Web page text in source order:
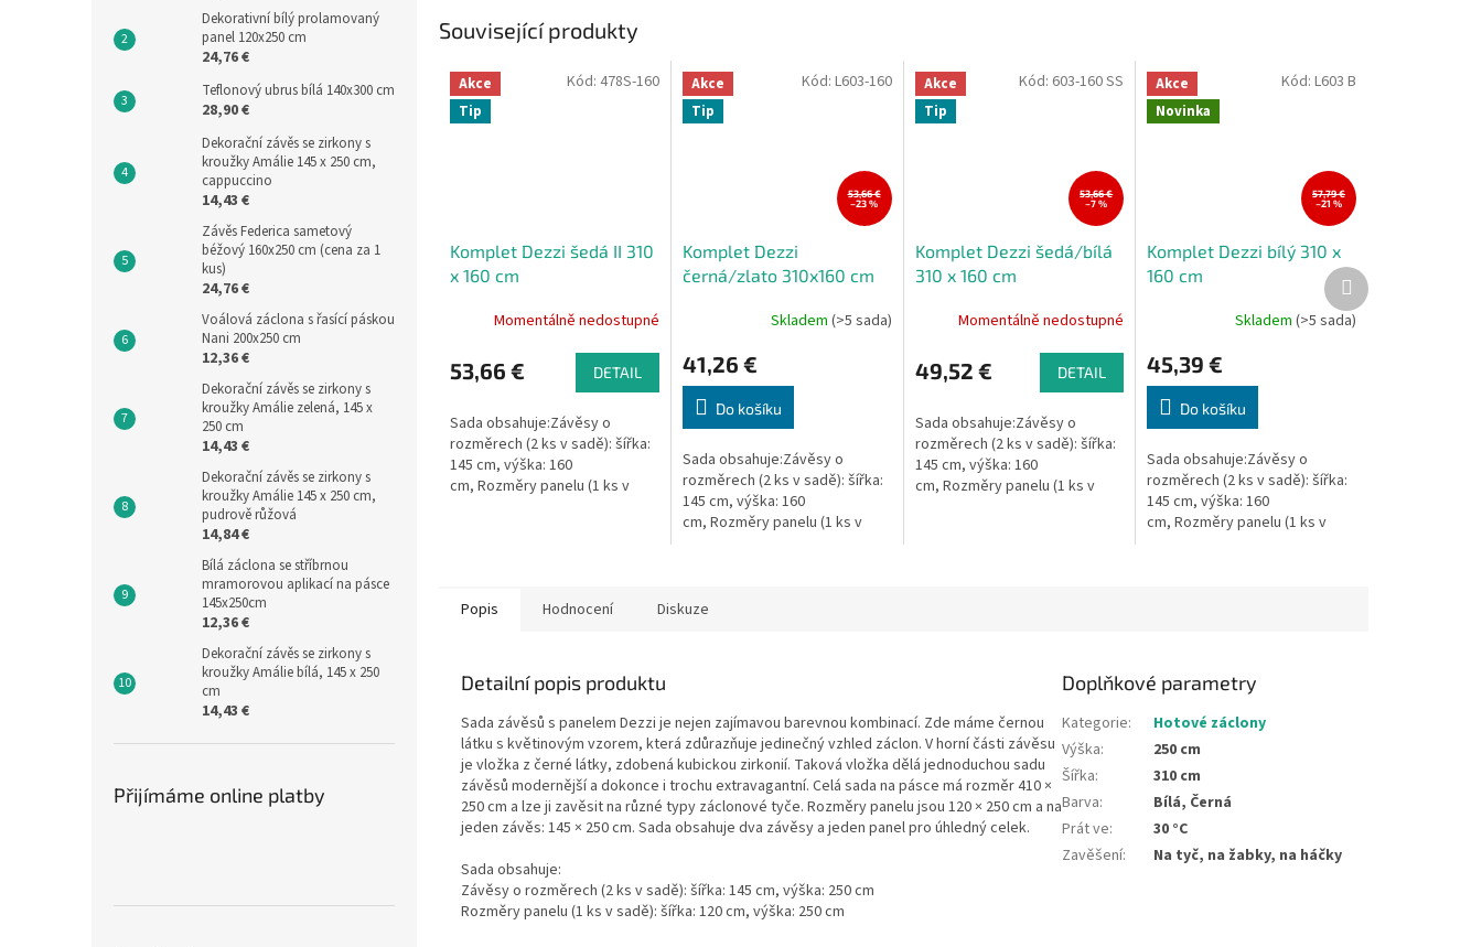
Dekorativní bílý prolamovaný
panel 120x250 cm
24,76 €
Teflonový ubrus bílá 140x300 cm
28,90 €
Dekorační závěs se zirkony s
kroužky Amálie 145 x 250 cm,
cappuccino
14,43 €
Závěs Federica sametový
béžový 160x250 cm (cena za 1
kus)
24,76 €
Voálová záclona s řasící páskou
Nani 200x250 cm
12,36 €
Dekorační závěs se zirkony s
kroužky Amálie zelená, 145 x
250 cm
14,43 €
Dekorační závěs se zirkony s
kroužky Amálie 145 x 250 cm,
pudrově růžová
14,84 €
Bílá záclona se stříbrnou
mramorovou aplikací na pásce
145x250cm
12,36 €
Dekorační závěs se zirkony s
kroužky Amálie bílá, 145 x 250
cm
14,43 €
Přijímáme online platby
Související produkty
Akce
Tip
Komplet Dezzi šedá II 310
x 160 cm
Momentálně nedostupné
53,66 € DETAIL
Sada obsahuje:Závěsy o
rozměrech (2 ks v sadě): šířka:
145 cm, výška: 160
cm, Rozměry panelu (1 ks v
Kód: 478S-160
Akce
Tip
53,66 €
–23 %
Komplet Dezzi
černá/zlato 310x160 cm
Skladem (>5 sada)
41,26 €
Do košíku
Sada obsahuje:Závěsy o
rozměrech (2 ks v sadě): šířka:
145 cm, výška: 160
cm, Rozměry panelu (1 ks v
Kód: L603-160
Akce
Tip
53,66 €
–7 %
Komplet Dezzi šedá/bílá
310 x 160 cm
Momentálně nedostupné
49,52 € DETAIL
Sada obsahuje:Závěsy o
rozměrech (2 ks v sadě): šířka:
145 cm, výška: 160
cm, Rozměry panelu (1 ks v
Kód: 603-160 SS
Akce
Novinka
57,79 €
–21 %
Komplet Dezzi bílý 310 x
160 cm
Skladem (>5 sada)
45,39 €
Do košíku
Sada obsahuje:Závěsy o
rozměrech (2 ks v sadě): šířka:
145 cm, výška: 160
cm, Rozměry panelu (1 ks v
Kód: L603 B
Další
produkt
Popis Hodnocení Diskuze
Detailní popis produktu
Sada závěsů s panelem Dezzi je nejen zajímavou barevnou kombinací. Zde máme černou
látku s květinovým vzorem, která zdůrazňuje jedinečný vzhled záclon. V horní části závěsu
je vložka z černé látky, zdobená kubickou zirkonií. Taková vložka dělá jednoduchou sadu
závěsů modernější a dokonce i trochu extravagantní. Celá sada na pásce má rozměr 410 ×
250 cm a lze ji zavěsit na různé typy záclonové tyče. Rozměry panelu jsou 120 × 250 cm a na
jeden závěs: 145 × 250 cm. Sada obsahuje dva závěsy a jeden panel pro úhledný celek.
Sada obsahuje:
Závěsy o rozměrech (2 ks v sadě): šířka: 145 cm, výška: 250 cm
Rozměry panelu (1 ks v sadě): šířka: 120 cm, výška: 250 cm
Doplňkové parametry
Kategorie:
Hotové záclony
Výška:
250 cm
Šířka:
310 cm
Barva:
Bílá, Černá
Prát ve:
30 °C
Zavěšení: Na tyč, na žabky, na háčky